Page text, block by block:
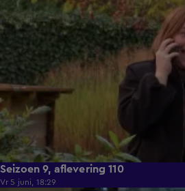
Seizoen 9, aflevering 110
Vr 5 juni, 18:29